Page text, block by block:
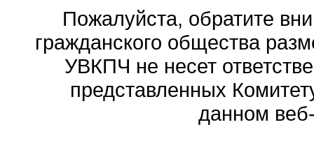
Пожалуйста, обратите
гражданского общества
УВКПЧ не несет
представленных
данном